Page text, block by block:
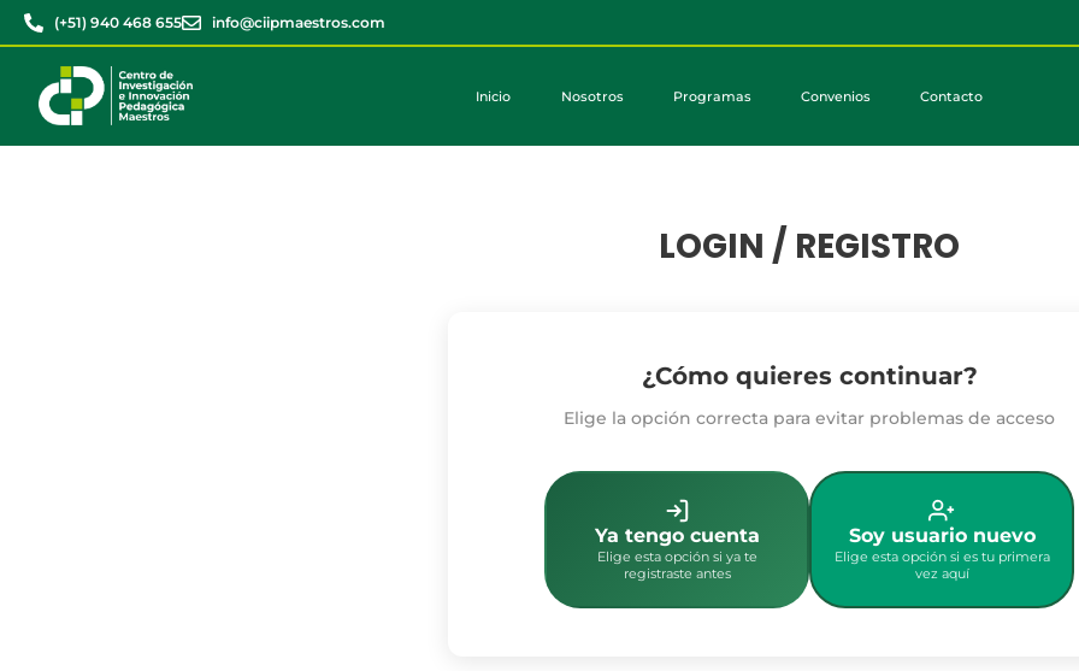
(+51) 940 468 655 info@ciipmaestros.com
Inicio Nosotros Programas Convenios Contacto
LOGIN / REGISTRO
¿Cómo quieres continuar?
Elige la opción correcta para evitar problemas de acceso
Ya tengo cuenta
Elige esta opción si ya te
registraste antes
Soy usuario nuevo
Elige esta opción si es tu primera
vez aquí